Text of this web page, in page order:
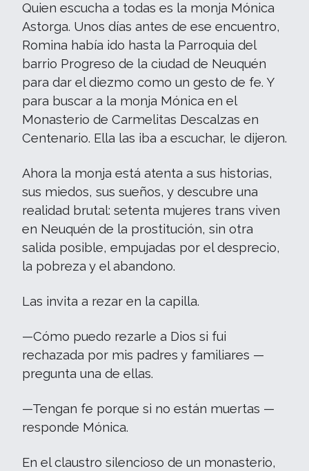
Quien escucha a todas es la monja Mónica
Astorga. Unos días antes de ese encuentro,
Romina había ido hasta la Parroquia del
barrio Progreso de la ciudad de Neuquén
para dar el diezmo como un gesto de fe. Y
para buscar a la monja Mónica en el
Monasterio de Carmelitas Descalzas en
Centenario. Ella las iba a escuchar, le dijeron.
Ahora la monja está atenta a sus historias,
sus miedos, sus sueños, y descubre una
realidad brutal: setenta mujeres trans viven
en Neuquén de la prostitución, sin otra
salida posible, empujadas por el desprecio,
la pobreza y el abandono.
Las invita a rezar en la capilla.
—Cómo puedo rezarle a Dios si fui
rechazada por mis padres y familiares —
pregunta una de ellas.
—Tengan fe porque si no están muertas —
responde Mónica.
En el claustro silencioso de un monasterio,